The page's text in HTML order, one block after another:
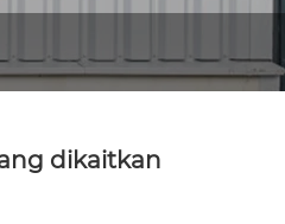
dikaitkan